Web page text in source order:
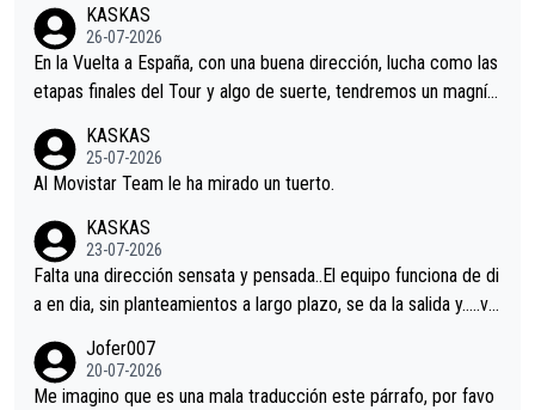
KASKAS
26-07-2026
En la Vuelta a España, con una buena dirección, lucha como las
etapas finales del Tour y algo de suerte, tendremos un magnífi
KASKAS
25-07-2026
Al Movistar Team le ha mirado un tuerto.
KASKAS
23-07-2026
Falta una dirección sensata y pensada..El equipo funciona de di
a en dia, sin planteamientos a largo plazo, se da la salida y…..ve
Minguez, Velez etc etc.Me da pena vivir estos momentos tan
tristes sin victorias.
Jofer007
20-07-2026
Me imagino que es una mala traducción este párrafo, por favo